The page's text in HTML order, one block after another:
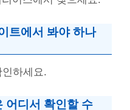
트에서 봐야 하나
하세요.
어디서 확인할 수